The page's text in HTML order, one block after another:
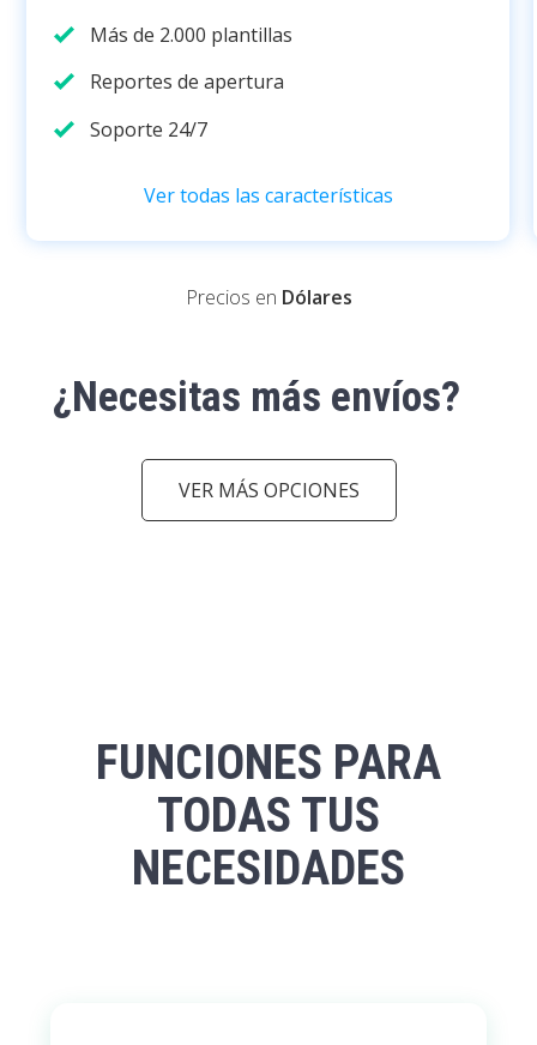
Más de 2.000 plantillas
Reportes de apertura
Soporte 24/7
Ver todas las características
Precios en Dólares
¿Necesitas más envíos?
VER MÁS OPCIONES
FUNCIONES PARA
TODAS TUS
NECESIDADES